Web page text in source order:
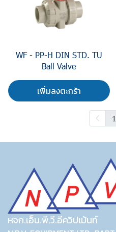
WF - PP-H DIN STD. TU
Ball Valve
เพิ่มลงตะกร้า
1
หจก.เอ็น.พี.วี.อีควิปเม้นท์